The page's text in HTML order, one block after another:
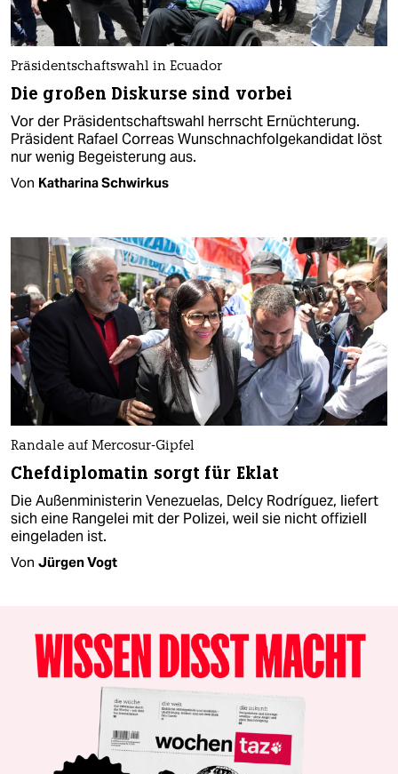
Präsidentschaftswahl in Ecuador
Die großen Diskurse sind vorbei
Vor der Präsidentschaftswahl herrscht Ernüchterung.
Präsident Rafael Correas Wunschnachfolgekandidat löst
nur wenig Begeisterung aus.
Von Katharina Schwirkus
Randale auf Mercosur-Gipfel
Chefdiplomatin sorgt für Eklat
Die Außenministerin Venezuelas, Delcy Rodríguez, liefert
sich eine Rangelei mit der Polizei, weil sie nicht offiziell
eingeladen ist.
Von Jürgen Vogt